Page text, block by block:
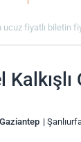
fiyatlı biletin
Gaziantep